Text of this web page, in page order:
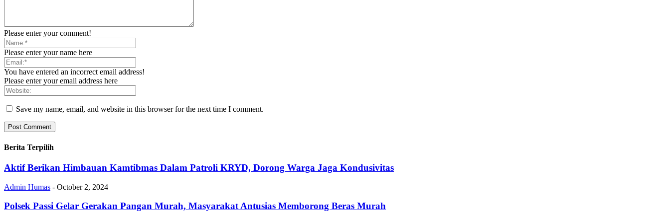
Please enter your comment!
Please enter your name here
You have entered an incorrect email address!
Please enter your email address here
Save my name, email, and website in this browser for the next time I comment.
Berita Terpilih
Aktif Berikan Himbauan Kamtibmas Dalam Patroli KRYD, Dorong Warga Jaga Kondusivitas
Admin Humas - October 2, 2024
Polsek Passi Gelar Gerakan Pangan Murah, Masyarakat Antusias Memborong Beras Murah